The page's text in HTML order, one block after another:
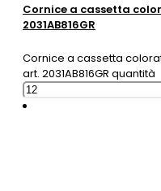
Cornice a cassetta
2031AB816GR
Cornice a cassetta
art. 2031AB816GR quantità